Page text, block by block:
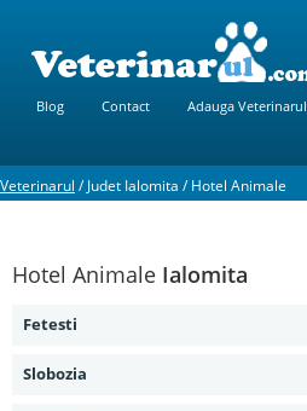
Blog Contact Adauga Veterinarul
Veterinarul /Judet Ialomita /Hotel Animale
Hotel Animale Ialomita
Fetesti
Slobozia